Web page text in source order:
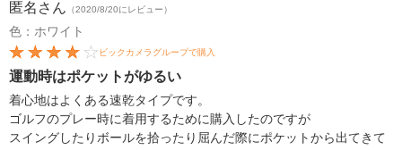
匿名 さん （2020/8/20にレビュー）
色：ホワイト
ビックカメラグループで購入
運動時はポケットがゆるい
着心地はよくある速乾タイプです。
ゴルフのプレー時に着用するために購入したのですが
スイングしたりボールを拾ったり屈んだ際にポケットから出てきて